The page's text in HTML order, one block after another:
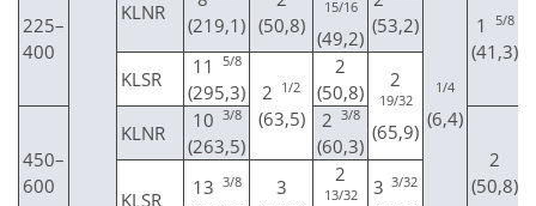
225–
400
KLNR
(219,1) (50,8)
15/16
(49,2)
(53,2)
1/4
(6,4)
1 5/8
(41,3)
KLSR
11 5/8
(295,3) 2 1/2
(63,5)
2
(50,8)
2
19/32
(65,9)
450–
600
KLNR
10 3/8
(263,5)
2 3/8
(60,3)
2
(50,8)
KLSR
13 3/8
3
2
13/32 3 3/32